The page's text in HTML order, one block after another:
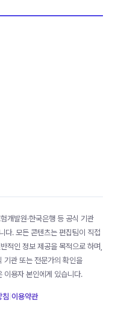
개발원·한국은행 등 공식 기관
다. 모든 콘텐츠는 편집팀이 직접
적인 정보 제공을 목적으로 하며,
기관 또는 전문가의 확인을
이용자 본인에게 있습니다.
침 이용약관